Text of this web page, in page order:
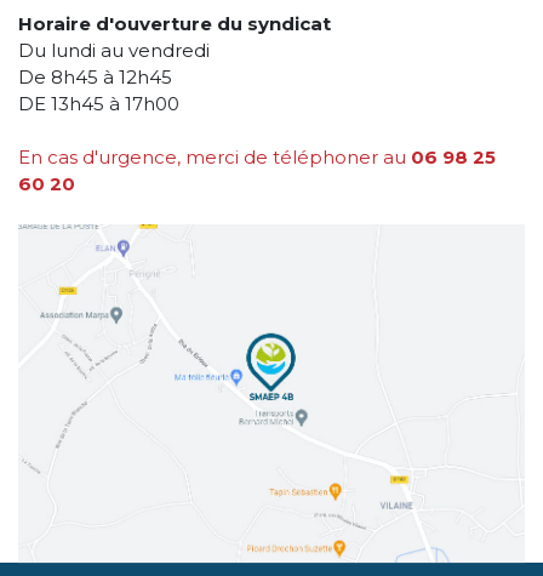
Horaire d'ouverture du syndicat
Du lundi au vendredi
De 8h45 à 12h45
DE 13h45 à 17h00
En cas d'urgence, merci de téléphoner au 06 98 25
60 20